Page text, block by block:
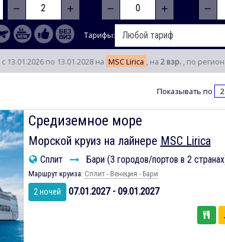
− + − + −
Тарифы:
с 13.01.2026 по 13.01.2028 на MSC Lirica , на 2 взр. , по
Показывать по
Средиземное море
Морской круиз на лайнере MSC Lirica
Сплит Бари (3 городов/портов в 2
Маршрут круиза: Сплит - Венеция - Бари
2 ночей 07.01.2027 - 09.01.2027